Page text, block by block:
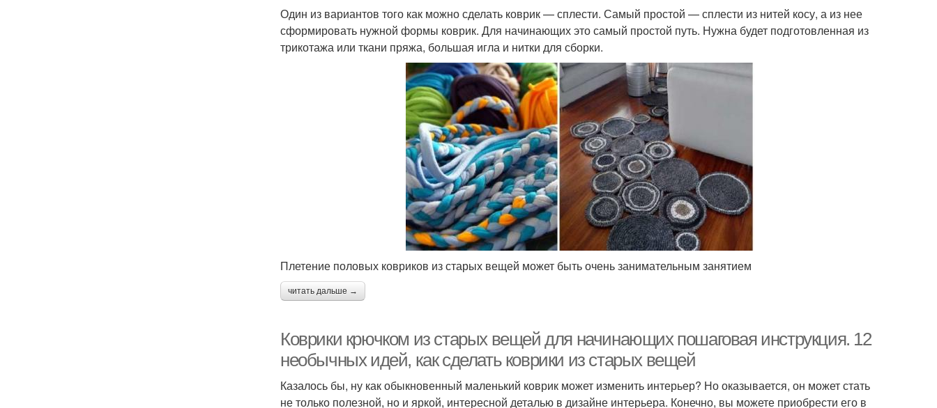
Коврик из пробок Круглый коврик Прямоугольный коврик
Овальный коврик
Один из вариантов того как можно сделать коврик — сплести. Самый простой — сплести из нитей косу, а из нее
сформировать нужной формы коврик. Для начинающих это самый простой путь. Нужна будет подготовленная из
трикотажа или ткани пряжа, большая игла и нитки для сборки.
Плетение половых ковриков из старых вещей может быть очень занимательным занятием
читать дальше →
Коврики крючком из старых вещей для начинающих пошаговая инструкция. 12
необычных идей, как сделать коврики из старых вещей
Казалось бы, ну как обыкновенный маленький коврик может изменить интерьер? Но оказывается, он может стать
не только полезной, но и яркой, интересной деталью в дизайне интерьера. Конечно, вы можете приобрести его в